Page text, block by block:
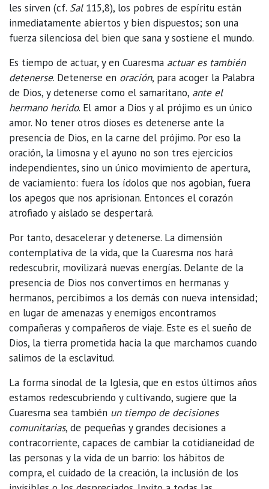
les sirven (cf. Sal115,8), los pobres de espíritu están
inmediatamente abiertos y bien dispuestos; son una
fuerza silenciosa del bien que sana y sostiene el mundo.
Es tiempo de actuar, y en Cuaresma actuar es también
detenerse. Detenerse en oración, para acoger la Palabra
de Dios, y detenerse como el samaritano, ante el
hermano herido. El amor a Dios y al prójimo es un único
amor. No tener otros dioses es detenerse ante la
presencia de Dios, en la carne del prójimo. Por eso la
oración, la limosna y el ayuno no son tres ejercicios
independientes, sino un único movimiento de apertura,
de vaciamiento: fuera los ídolos que nos agobian, fuera
los apegos que nos aprisionan. Entonces el corazón
atrofiado y aislado se despertará.
Por tanto, desacelerar y detenerse. La dimensión
contemplativa de la vida, que la Cuaresma nos hará
redescubrir, movilizará nuevas energías. Delante de la
presencia de Dios nos convertimos en hermanas y
hermanos, percibimos a los demás con nueva intensidad;
en lugar de amenazas y enemigos encontramos
compañeras y compañeros de viaje. Este es el sueño de
Dios, la tierra prometida hacia la que marchamos cuando
salimos de la esclavitud.
La forma sinodal de la Iglesia, que en estos últimos años
estamos redescubriendo y cultivando, sugiere que la
Cuaresma sea también un tiempo de decisiones
comunitarias, de pequeñas y grandes decisiones a
contracorriente, capaces de cambiar la cotidianeidad de
las personas y la vida de un barrio: los hábitos de
compra, el cuidado de la creación, la inclusión de los